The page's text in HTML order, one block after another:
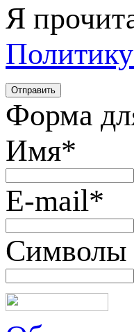
Я
Форма
Имя*
E-mail*
Символы